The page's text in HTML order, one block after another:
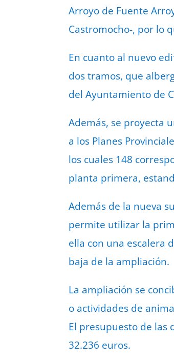
Arroyo de Fuente
Castromocho-, por lo
En cuanto al nuevo
dos tramos, que
del Ayuntamiento de
Además, se proyecta
a los Planes
los cuales 148
planta primera,
Además de la nueva
permite utilizar la
ella con una escalera
baja de la ampliación.
La ampliación se
o actividades de
El presupuesto de las
32.236 euros.